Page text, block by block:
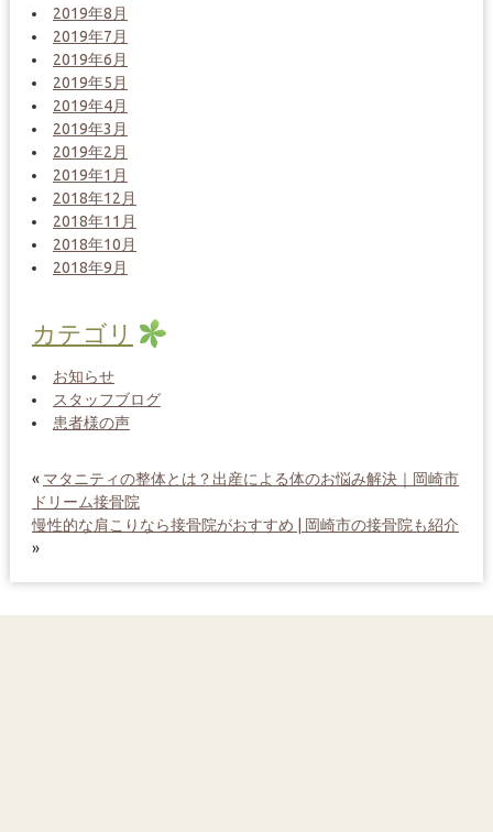
2019年8月
2019年7月
2019年6月
2019年5月
2019年4月
2019年3月
2019年2月
2019年1月
2018年12月
2018年11月
2018年10月
2018年9月
カテゴリ
お知らせ
スタッフブログ
患者様の声
« マタニティの整体とは？出産による体のお悩み解決｜岡崎市
ドリーム接骨院
慢性的な肩こりなら接骨院がおすすめ | 岡崎市の接骨院も紹介
»